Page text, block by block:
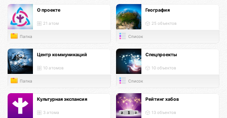
О проекте
21 атом
Папка
География
25 объектов
Список
Центр коммуникаций
10 атомов
Папка
Спецпроекты
10 объектов
Список
Культурная экспансия
3 атома
Рейтинг хабов
13 объектов